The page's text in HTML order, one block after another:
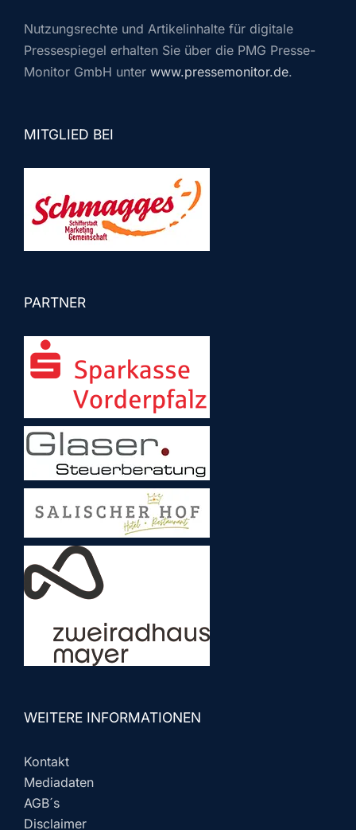
Nutzungsrechte und Artikelinhalte für digitale
Pressespiegel erhalten Sie über die PMG Presse-
Monitor GmbH unter www.pressemonitor.de.
MITGLIED BEI
PARTNER
WEITERE INFORMATIONEN
Kontakt
Mediadaten
AGB´s
Disclaimer